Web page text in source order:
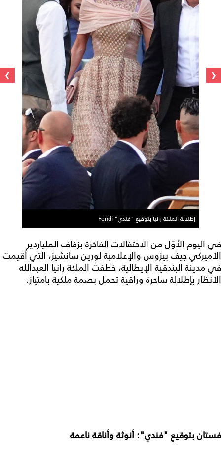
إطلالة الملكة رانيا بتوقيع "فندي" Fendi
‹
›
في اليوم الأوّل من الاحتفالات الفاخرة بزفاف الملياردير
الأميركي جيف بيزوس والإعلامية لورين سانشيز، التي أُقيمت
في مدينة البندقية الإيطالية، خطفت الملكة رانيا العبدالله
الأنظار بإطلالة ساحرة وراقية تحمل بصمة ملكية بامتياز.
فستان بتوقيع "فندي": أنوثة وأناقة ناعمة